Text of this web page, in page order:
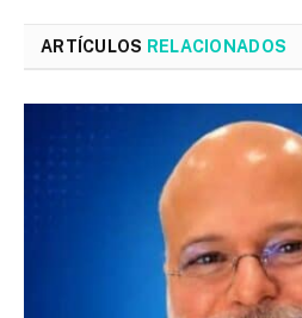
ARTÍCULOS RELACIONADOS